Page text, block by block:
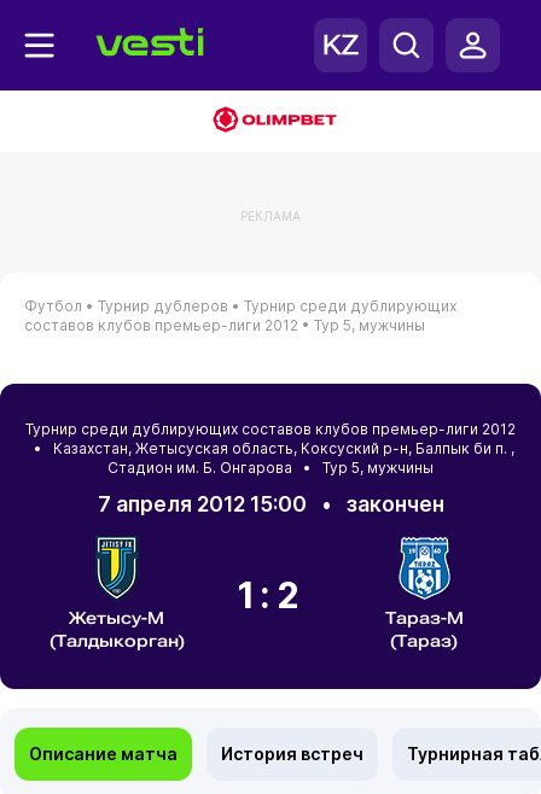
РЕКЛАМА
Футбол • Турнир дублеров • Турнир среди дублирующих
составов клубов премьер-лиги 2012 • Тур 5, мужчины
Турнир среди дублирующих составов клубов премьер-лиги 2012
• Казахстан, Жетысуская область, Коксуский р-н, Балпык би п. ,
Cтадион им. Б. Онгарова • Тур 5, мужчины
7 апреля 2012 15:00 • закончен
Жетысу-М
(Талдыкорган)
1:2
Тараз-М
(Тараз)
Описание матча История встреч Турнирная